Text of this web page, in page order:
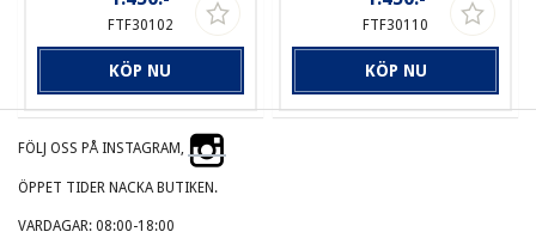
FTF30102
KÖP NU
FTF30110
KÖP NU
FÖLJ OSS PÅ INSTAGRAM,
ÖPPET TIDER NACKA BUTIKEN.
VARDAGAR: 08:00-18:00